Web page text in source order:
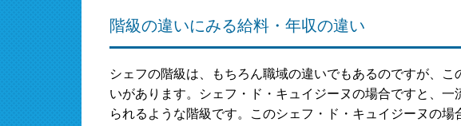
階級の違いにみる給料・年収の違い
シェフの階級は、もちろん職域の違いでもあるのですが、
いがあります。シェフ・ド・キュイジーヌの場合ですと、
られるような階級です。このシェフ・ド・キュイジーヌの場